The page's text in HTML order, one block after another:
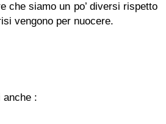
che siamo un po’ diversi rispetto
vengono per nuocere.
anche :